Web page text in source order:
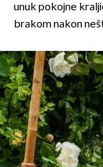
unuk pokojne
brakom nakon